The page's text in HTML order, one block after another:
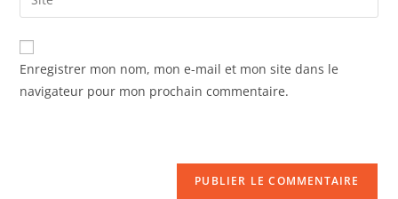
Enregistrer mon nom, mon e-mail et mon site dans le
navigateur pour mon prochain commentaire.